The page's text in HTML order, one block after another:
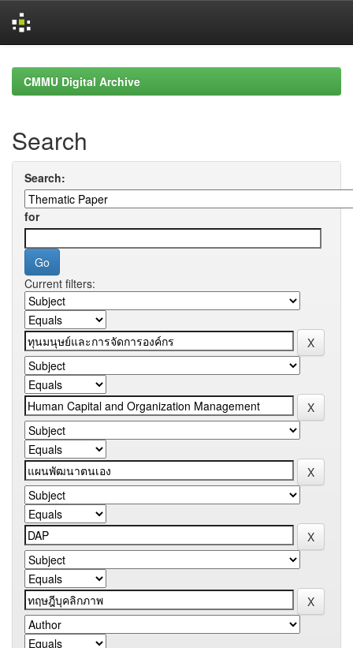
navigationCMMU Digital Archive
Search
Search:
for
Current filters: